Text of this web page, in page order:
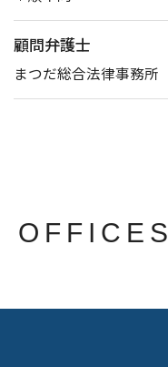
顧問弁護士
まつだ総合法律事務所
OFFICES